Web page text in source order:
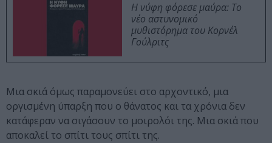
Η νύφη φόρεσε μαύρα: Το
νέο αστυνομικό
μυθιστόρημα του Κορνέλ
Γούλριτς
Μια σκιά όμως παραμονεύει στο αρχοντικό, μια
οργισμένη ύπαρξη που ο θάνατος και τα χρόνια δεν
κατάφεραν να σιγάσουν το μοιρολόι της. Μια σκιά που
αποκαλεί το σπίτι τους σπίτι της.